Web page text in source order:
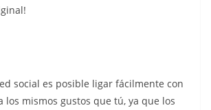
social es posible ligar fácilmente con
los mismos gustos que tú, ya que los